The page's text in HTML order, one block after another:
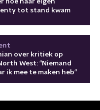
tot stand kwam
over kritiek op
West: "Niemand
ik mee te maken heb"